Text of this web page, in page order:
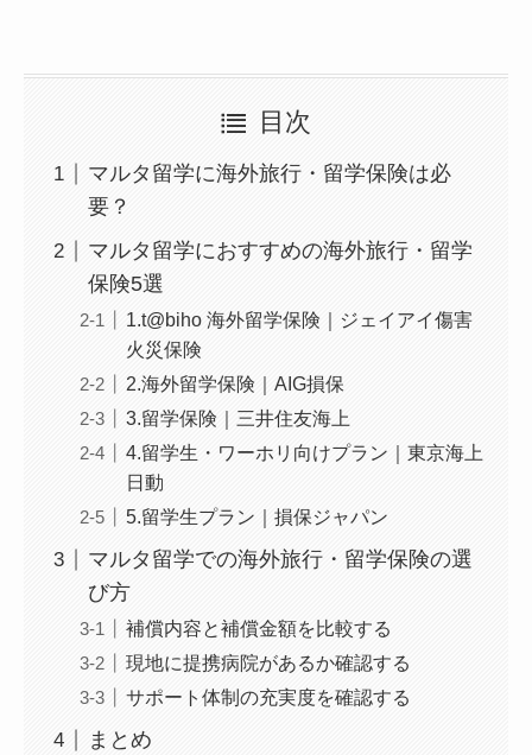
目次
マルタ留学に海外旅行・留学保険は必
要？
マルタ留学におすすめの海外旅行・留学
保険5選
1.t@biho 海外留学保険｜ジェイアイ傷害
火災保険
2.海外留学保険｜AIG損保
3.留学保険｜三井住友海上
4.留学生・ワーホリ向けプラン｜東京海上
日動
5.留学生プラン｜損保ジャパン
マルタ留学での海外旅行・留学保険の選
び方
補償内容と補償金額を比較する
現地に提携病院があるか確認する
サポート体制の充実度を確認する
まとめ